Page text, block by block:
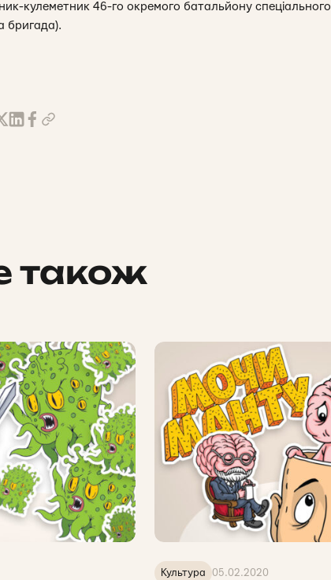
кулеметник 46-го окремого батальйону спеціального
бригада).
також
Культура 05.02.2020